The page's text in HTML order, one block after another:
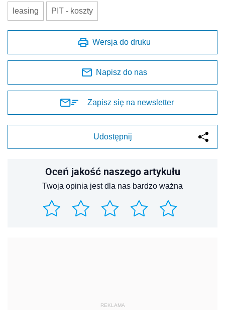
leasing PIT - koszty
Wersja do druku
Napisz do nas
Zapisz się na newsletter
Udostępnij
Oceń jakość naszego artykułu
Twoja opinia jest dla nas bardzo ważna
REKLAMA